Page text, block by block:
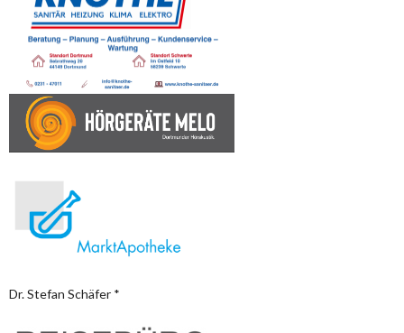
Dr. Stefan Schäfer *